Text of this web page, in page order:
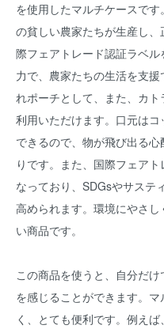
を使用したマルチケースで
の貧しい農家たちが生産し
際フェアトレード認証ラベ
力で、農家たちの生活を支
れポーチとして、また、カ
利用いただけます。口元は
できるので、物が飛び出る
りです。また、国際フェア
なっており、SDGsやサステ
高められます。環境にやさ
い商品です。
この商品を使うと、自分だ
を感じることができます。
く、とても便利です。例え